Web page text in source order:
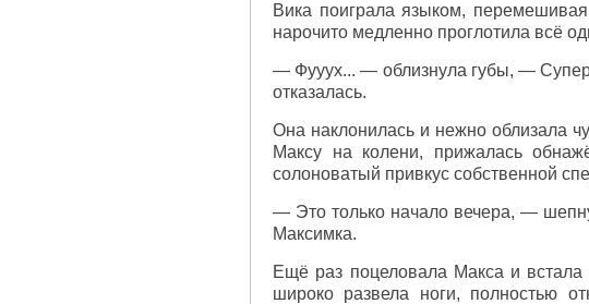
Вика поиграла языком,
нарочито медленно проглотила всё
— Фууух... — облизнула губы, —
отказалась.
Она наклонилась и нежно облизала
Максу на колени, прижалась
солоноватый привкус собственной
— Это только начало вечера, —
Максимка.
Ещё раз поцеловала Макса и встала
широко развела ноги, полностью